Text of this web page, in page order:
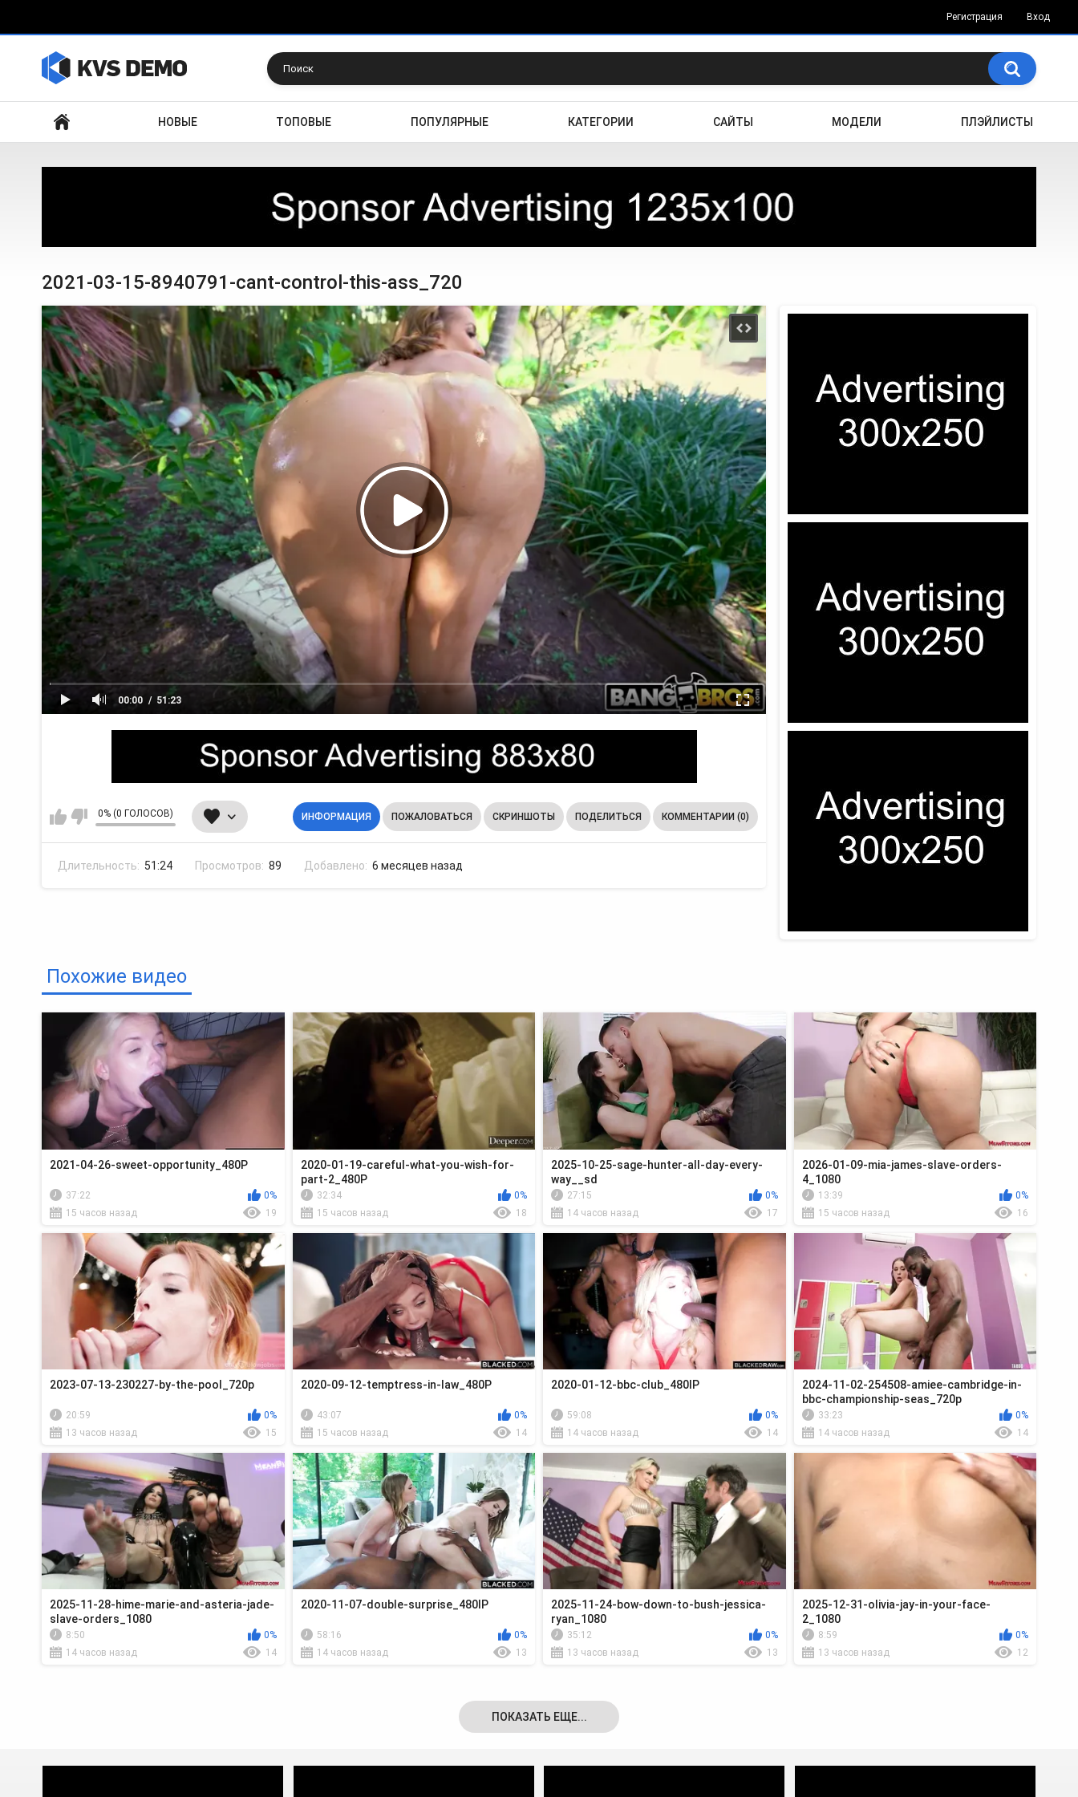
Регистрация Вход
НОВЫЕ ТОПОВЫЕ ПОПУЛЯРНЫЕ КАТЕГОРИИ САЙТЫ МОДЕЛИ ПЛЭЙЛИСТЫ
2021-03-15-8940791-cant-control-this-ass_720
00:00 51:23
0% (0 ГОЛОСОВ) ИНФОРМАЦИЯ ПОЖАЛОВАТЬСЯ СКРИНШОТЫ ПОДЕЛИТЬСЯ КОММЕНТАРИИ (0)
Длительность: 51:24 Просмотров: 89 Добавлено: 6 месяцев назад
Похожие видео
2021-04-26-sweet-opportunity_480P
37:22
0%
15 часов назад
19
2020-01-19-careful-what-you-wish-for-
part-2_480P
32:34
0%
15 часов назад
18
2025-10-25-sage-hunter-all-day-every-
way__sd
27:15
0%
14 часов назад
17
2026-01-09-mia-james-slave-orders-
4_1080
13:39
0%
15 часов назад
16
2023-07-13-230227-by-the-pool_720p
20:59
0%
13 часов назад
15
2020-09-12-temptress-in-law_480P
43:07
0%
15 часов назад
14
2020-01-12-bbc-club_480lP
59:08
0%
14 часов назад
14
2024-11-02-254508-amiee-cambridge-in-
bbc-championship-seas_720p
33:23
0%
14 часов назад
14
2025-11-28-hime-marie-and-asteria-jade-
slave-orders_1080
8:50
0%
14 часов назад
14
2020-11-07-double-surprise_480lP
58:16
0%
14 часов назад
13
2025-11-24-bow-down-to-bush-jessica-
ryan_1080
35:12
0%
13 часов назад
13
2025-12-31-olivia-jay-in-your-face-
2_1080
8:59
0%
13 часов назад
12
ПОКАЗАТЬ ЕЩЕ...